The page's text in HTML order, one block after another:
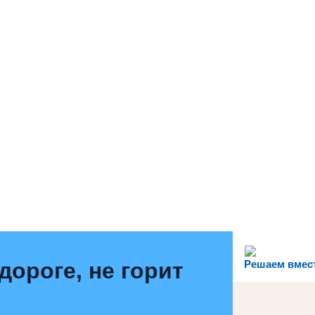
Решаем
не горит